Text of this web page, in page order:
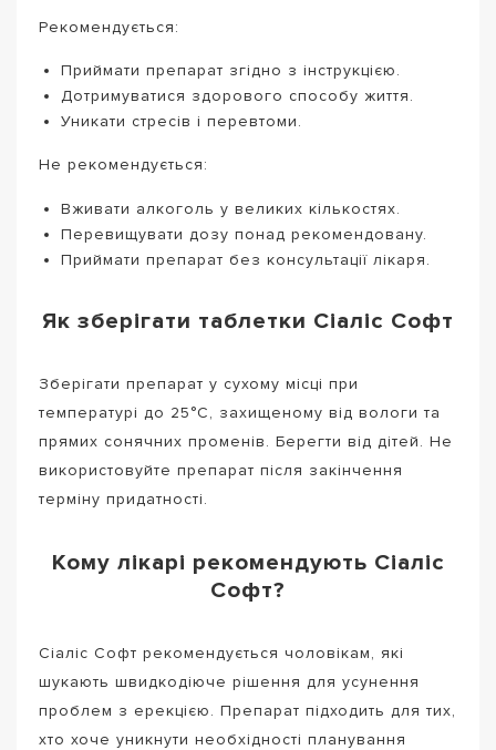
Рекомендується:
Приймати препарат згідно з інструкцією.
Дотримуватися здорового способу життя.
Уникати стресів і перевтоми.
Не рекомендується:
Вживати алкоголь у великих кількостях.
Перевищувати дозу понад рекомендовану.
Приймати препарат без консультації лікаря.
Як зберігати таблетки Сіаліс Софт
Зберігати препарат у сухому місці при
температурі до 25°C, захищеному від вологи та
прямих сонячних променів. Берегти від дітей. Не
використовуйте препарат після закінчення
терміну придатності.
Кому лікарі рекомендують Сіаліс
Софт?
Сіаліс Софт рекомендується чоловікам, які
шукають швидкодіюче рішення для усунення
проблем з ерекцією. Препарат підходить для тих,
хто хоче уникнути необхідності планування